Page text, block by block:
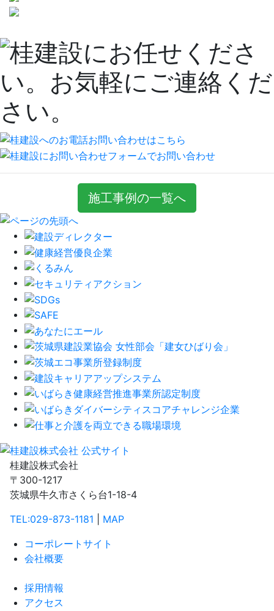
施工事例の一覧へ
桂建設株式会社
〒300-1217
茨城県牛久市さくら台1-18-4
TEL:029-873-1181
MAP
コーポレートサイト
会社概要
採用情報
アクセス